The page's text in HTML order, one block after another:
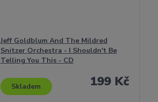
Jeff Goldblum And The Mildred
Snitzer Orchestra - I Shouldn't Be
Telling You This - CD
199 Kč
Skladem